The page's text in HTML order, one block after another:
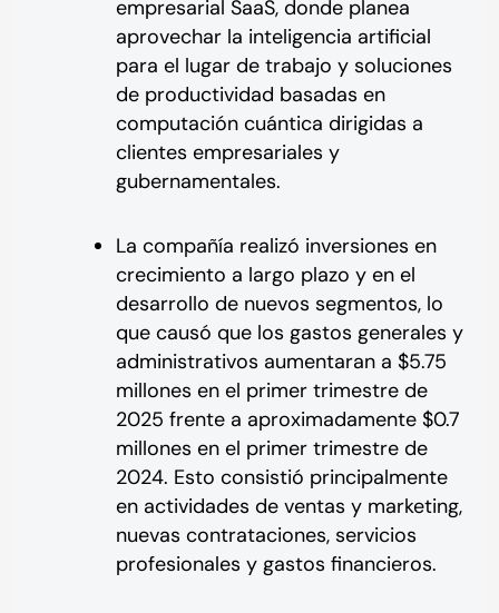
empresarial SaaS, donde planea
aprovechar la inteligencia artificial
para el lugar de trabajo y soluciones
de productividad basadas en
computación cuántica dirigidas a
clientes empresariales y
gubernamentales.
La compañía realizó inversiones en
crecimiento a largo plazo y en el
desarrollo de nuevos segmentos, lo
que causó que los gastos generales y
administrativos aumentaran a $5.75
millones en el primer trimestre de
2025 frente a aproximadamente $0.7
millones en el primer trimestre de
2024. Esto consistió principalmente
en actividades de ventas y marketing,
nuevas contrataciones, servicios
profesionales y gastos financieros.